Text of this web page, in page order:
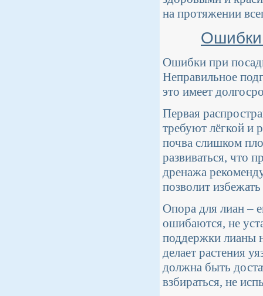
на протяжении
Ошибки
Ошибки при
Неправильное
это имеет
Первая
требуют лёгкой и
почва слишком
развиваться, что
дренажа
позволит
Опора для лиан –
ошибаются, не
поддержки лианы
делает растения
должна быть
взбираться, не